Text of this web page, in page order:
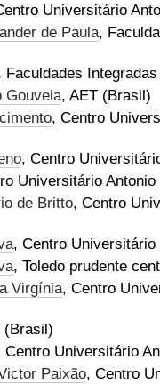
Universitário
de Paula,
Faculdades
Gouveia, AET (Brasil)
, Centro
, Centro
Universitário
de Britto, Centro
, Centro Universitário
, Toledo prudente
Virgínia, Centro
(Brasil)
Centro Universitário
Paixão, Centro